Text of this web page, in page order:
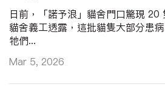
Mar 5, 2026
日前，「諾予浪」貓舍門口驚現 20
貓舍義工透露，這批貓隻大部分患
牠們...